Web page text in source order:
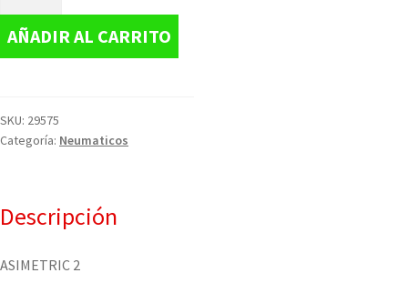
AÑADIR AL CARRITO
SKU: 29575
Categoría: Neumaticos
Descripción
ASIMETRIC 2